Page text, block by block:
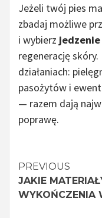
Jeżeli twój pies
zbadaj możliwe
i wybierz
regenerację
działaniach:
pasożytów i
— razem dają
poprawę.
Continue
Reading
PREVIOUS
JAKIE
WYKOŃCZENIA